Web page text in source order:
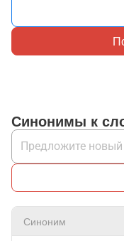
Синонимы к
Синоним